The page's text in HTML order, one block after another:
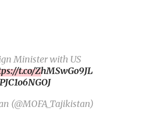
Minister with US
t.co/ZhMSwGo9JL
(@MOFA_Tajikistan)